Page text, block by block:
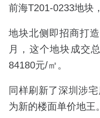
前海T201-0233地块
地块北侧即招商打
月，这个地块成交
84180元/㎡。
同样刷新了深圳涉
为新的楼面单价地王。